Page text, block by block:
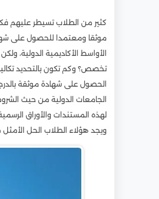
2
أسماء مكاتب تقديم
3
مصر: بيئة تعليمية دولية
خطوات عملية للتقديم
تجارب طلاب دوليين: لماذا
كثير من الطلاب تسيطر عليهم
موثقا ومعتمدا للحصول على
الأواسط الأكاديمية
تخصص؟ وكم تكون بالتحديد
الحصول على شهادة موثقة
الجامعات الدولية من حيث
لهذه المستندات والأوراق
ويجد هؤلاء الطلاب الحل الأمثل